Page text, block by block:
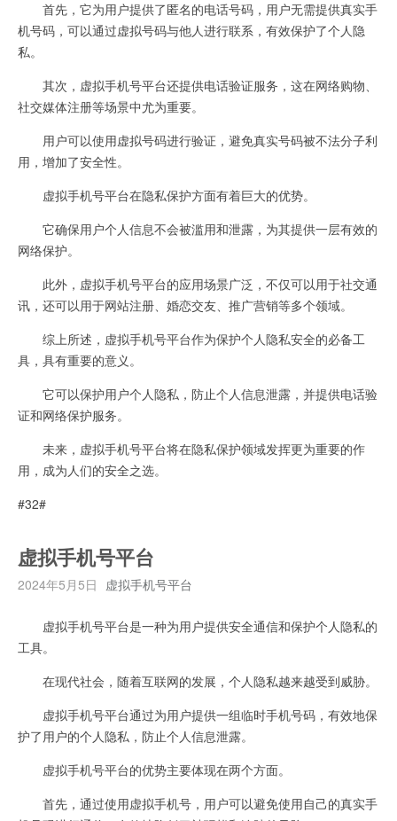
首先，它为用户提供了匿名的电话号码，用户无需提供真实手
机号码，可以通过虚拟号码与他人进行联系，有效保护了个人隐
私。
其次，虚拟手机号平台还提供电话验证服务，这在网络购物、
社交媒体注册等场景中尤为重要。
用户可以使用虚拟号码进行验证，避免真实号码被不法分子利
用，增加了安全性。
虚拟手机号平台在隐私保护方面有着巨大的优势。
它确保用户个人信息不会被滥用和泄露，为其提供一层有效的
网络保护。
此外，虚拟手机号平台的应用场景广泛，不仅可以用于社交通
讯，还可以用于网站注册、婚恋交友、推广营销等多个领域。
综上所述，虚拟手机号平台作为保护个人隐私安全的必备工
具，具有重要的意义。
它可以保护用户个人隐私，防止个人信息泄露，并提供电话验
证和网络保护服务。
未来，虚拟手机号平台将在隐私保护领域发挥更为重要的作
用，成为人们的安全之选。
#32#
虚拟手机号平台
2024年5月5日 虚拟手机号平台
虚拟手机号平台是一种为用户提供安全通信和保护个人隐私的
工具。
在现代社会，随着互联网的发展，个人隐私越来越受到威胁。
虚拟手机号平台通过为用户提供一组临时手机号码，有效地保
护了用户的个人隐私，防止个人信息泄露。
虚拟手机号平台的优势主要体现在两个方面。
首先，通过使用虚拟手机号，用户可以避免使用自己的真实手